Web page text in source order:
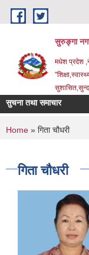
Skip to main content
सुरुङ्‍गा
मधेश प्रदेश
सुचना तथा समाचार
You are
Home » गिता चौधरी
गिता चौधरी